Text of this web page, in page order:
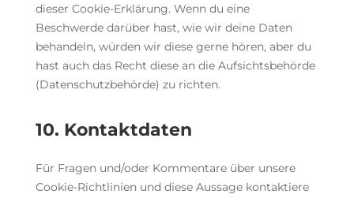
dieser Cookie-Erklärung. Wenn du eine
Beschwerde darüber hast, wie wir deine Daten
behandeln, würden wir diese gerne hören, aber du
hast auch das Recht diese an die Aufsichtsbehörde
(Datenschutzbehörde) zu richten.
10. Kontaktdaten
Für Fragen und/oder Kommentare über unsere
Cookie-Richtlinien und diese Aussage kontaktiere